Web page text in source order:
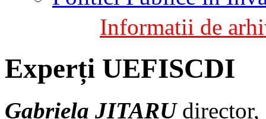
Informatii de
Experți UEFISCDI
Gabriela JITARUdirector,